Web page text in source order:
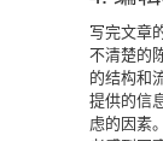
写完文章
不清楚的
的结构和
提供的信
虑的因素